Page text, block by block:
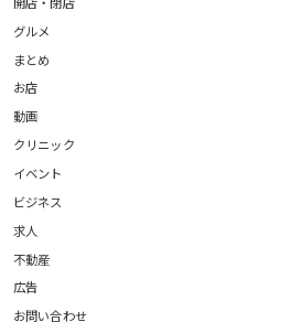
グルメ
まとめ
お店
動画
クリニック
イベント
ビジネス
求人
不動産
広告
お問い合わせ